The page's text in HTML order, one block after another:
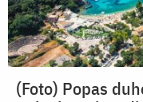
(Foto) Popas